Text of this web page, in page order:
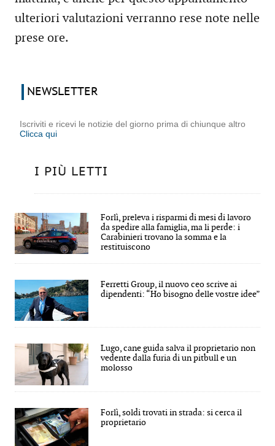
ulteriori valutazioni verranno rese note nelle
prese ore.
NEWSLETTER
Iscriviti e ricevi le notizie del giorno prima di chiunque altro
Clicca qui
I PIÙ LETTI
Forlì, preleva i risparmi di mesi di lavoro
da spedire alla famiglia, ma li perde: i
Carabinieri trovano la somma e la
restituiscono
Ferretti Group, il nuovo ceo scrive ai
dipendenti: “Ho bisogno delle vostre idee”
Lugo, cane guida salva il proprietario non
vedente dalla furia di un pitbull e un
molosso
Forlì, soldi trovati in strada: si cerca il
proprietario